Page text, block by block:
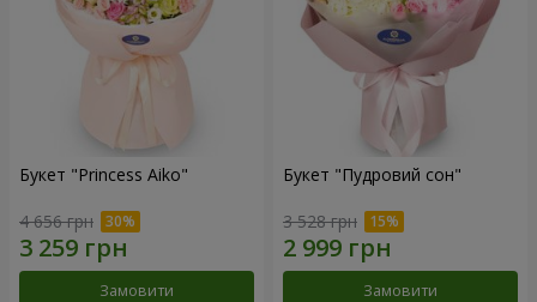
Букет "Princess Aiko"
4 656 грн
Замовити
Букет "Пудровий сон"
3 528 грн
Замовити